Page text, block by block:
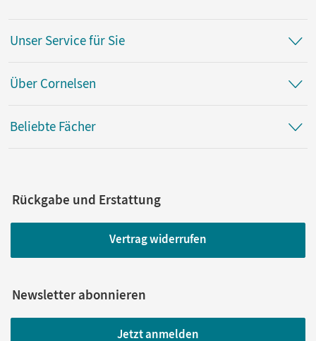
Unser Service für Sie
Über Cornelsen
Beliebte Fächer
Rückgabe und Erstattung
Vertrag widerrufen
Newsletter abonnieren
Jetzt anmelden